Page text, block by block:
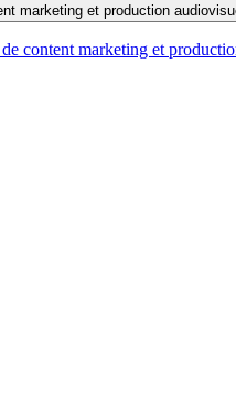
marketing et production
content marketing et